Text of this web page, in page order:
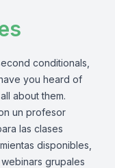
conditionals,
you heard of
about them.
un profesor
las clases
disponibles,
grupales